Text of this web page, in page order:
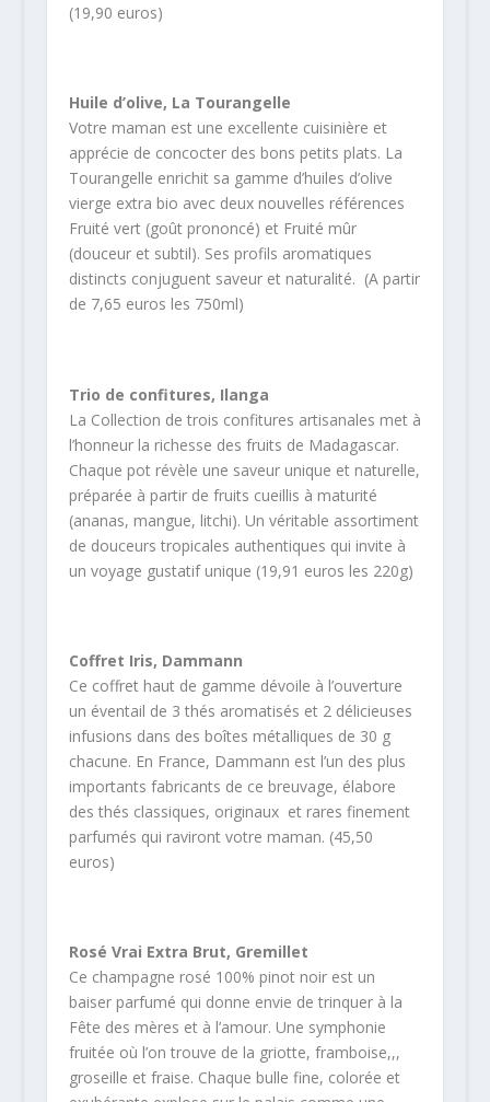
(19,90 euros)
Huile d’olive, La Tourangelle
Votre maman est une excellente cuisinière et
apprécie de concocter des bons petits plats. La
Tourangelle enrichit sa gamme d’huiles d’olive
vierge extra bio avec deux nouvelles références
Fruité vert (goût prononcé) et Fruité mûr
(douceur et subtil). Ses profils aromatiques
distincts conjuguent saveur et naturalité. (A partir
de 7,65 euros les 750ml)
Trio de confitures, Ilanga
La Collection de trois confitures artisanales met à
l’honneur la richesse des fruits de Madagascar.
Chaque pot révèle une saveur unique et naturelle,
préparée à partir de fruits cueillis à maturité
(ananas, mangue, litchi). Un véritable assortiment
de douceurs tropicales authentiques qui invite à
un voyage gustatif unique (19,91 euros les 220g)
Coffret Iris, Dammann
Ce coffret haut de gamme dévoile à l’ouverture
un éventail de 3 thés aromatisés et 2 délicieuses
infusions dans des boîtes métalliques de 30 g
chacune. En France, Dammann est l’un des plus
importants fabricants de ce breuvage, élabore
des thés classiques, originaux et rares finement
parfumés qui raviront votre maman. (45,50
euros)
Rosé Vrai Extra Brut, Gremillet
Ce champagne rosé 100% pinot noir est un
baiser parfumé qui donne envie de trinquer à la
Fête des mères et à l’amour. Une symphonie
fruitée où l’on trouve de la griotte, framboise,,,
groseille et fraise. Chaque bulle fine, colorée et